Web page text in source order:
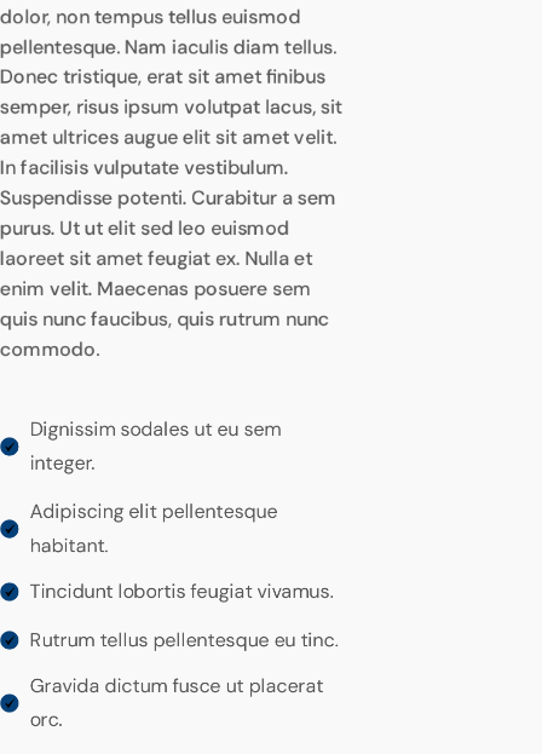
dolor, non tempus tellus euismod
pellentesque. Nam iaculis diam tellus.
Donec tristique, erat sit amet finibus
semper, risus ipsum volutpat lacus, sit
amet ultrices augue elit sit amet velit.
In facilisis vulputate vestibulum.
Suspendisse potenti. Curabitur a sem
purus. Ut ut elit sed leo euismod
laoreet sit amet feugiat ex. Nulla et
enim velit. Maecenas posuere sem
quis nunc faucibus, quis rutrum nunc
commodo.
Dignissim sodales ut eu sem
integer.
Adipiscing elit pellentesque
habitant.
Tincidunt lobortis feugiat vivamus.
Rutrum tellus pellentesque eu tinc.
Gravida dictum fusce ut placerat
orc.